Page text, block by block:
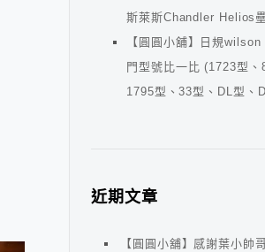
斯萊斯Chandler Helios
【圓圓小舖】日規
門型號比一比 (1723型、
1795型、33型、DL型、
近期文章
【圓圓小舖】感謝葉小帥